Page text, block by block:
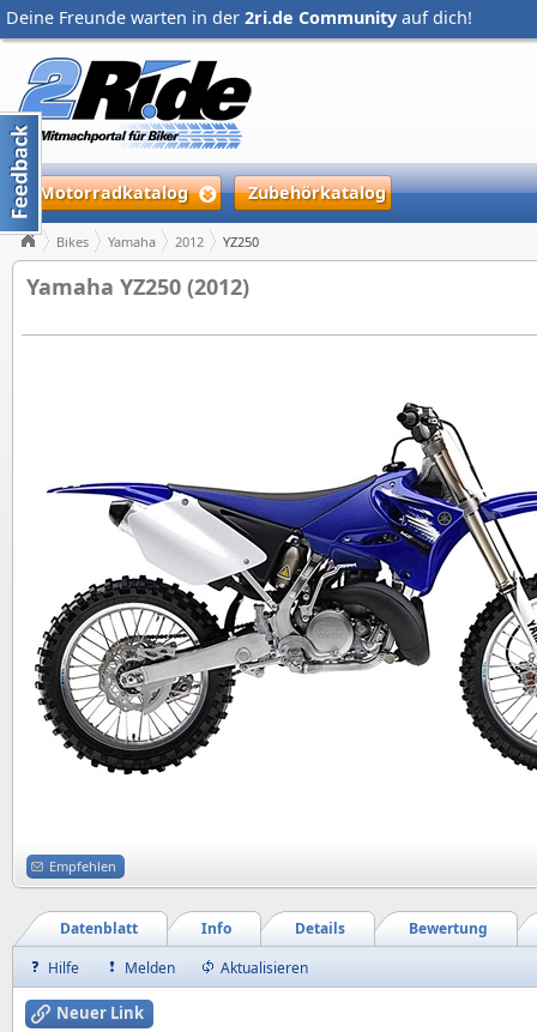
Deine Freunde warten in der 2ri.de Community auf dich!
Motorradkatalog Zubehörkatalog
Bikes Yamaha 2012 YZ250
Yamaha YZ250 (2012)
Empfehlen
Bewertung
Details
Info
Datenblatt
Hilfe
Melden Aktualisieren
Neuer Link